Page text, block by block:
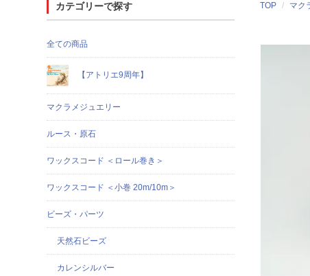
TOP マク
カテゴリーで探す
全ての商品
【アトリエ9周年】
マクラメジュエリー
ルース・原石
ワックスコード ＜ロール巻き＞
ワックスコード ＜小巻 20m/10m＞
ビーズ・パーツ
天然石ビーズ
カレンシルバー